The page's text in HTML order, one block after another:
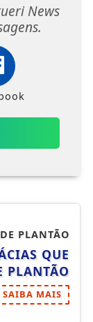
News
PLANTÃO
QUE
PLANTÃO
SAIBA MAIS